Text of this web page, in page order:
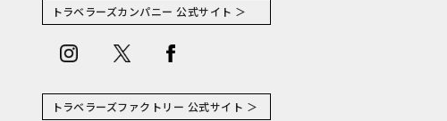
トラベラーズカンパニー 公式サイト ＞
トラベラーズファクトリー 公式サイト ＞